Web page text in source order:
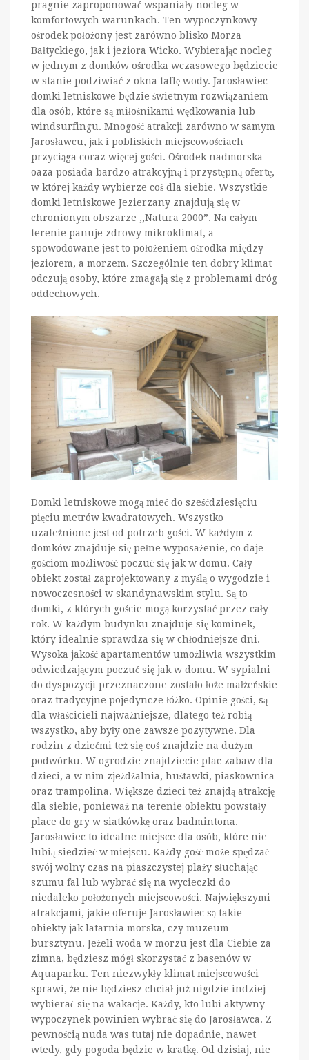
pragnie zaproponować wspaniały nocleg w
komfortowych warunkach. Ten wypoczynkowy
ośrodek położony jest zarówno blisko Morza
Bałtyckiego, jak i jeziora Wicko. Wybierając nocleg
w jednym z domków ośrodka wczasowego będziecie
w stanie podziwiać z okna taflę wody. Jarosławiec
domki letniskowe będzie świetnym rozwiązaniem
dla osób, które są miłośnikami wędkowania lub
windsurfingu. Mnogość atrakcji zarówno w samym
Jarosławcu, jak i pobliskich miejscowościach
przyciąga coraz więcej gości. Ośrodek nadmorska
oaza posiada bardzo atrakcyjną i przystępną ofertę,
w której każdy wybierze coś dla siebie. Wszystkie
domki letniskowe Jezierzany znajdują się w
chronionym obszarze ,,Natura 2000”. Na całym
terenie panuje zdrowy mikroklimat, a
spowodowane jest to położeniem ośrodka między
jeziorem, a morzem. Szczególnie ten dobry klimat
odczują osoby, które zmagają się z problemami dróg
oddechowych.
Domki letniskowe mogą mieć do sześćdziesięciu
pięciu metrów kwadratowych. Wszystko
uzależnione jest od potrzeb gości. W każdym z
domków znajduje się pełne wyposażenie, co daje
gościom możliwość poczuć się jak w domu. Cały
obiekt został zaprojektowany z myślą o wygodzie i
nowoczesności w skandynawskim stylu. Są to
domki, z których goście mogą korzystać przez cały
rok. W każdym budynku znajduje się kominek,
który idealnie sprawdza się w chłodniejsze dni.
Wysoka jakość apartamentów umożliwia wszystkim
odwiedzającym poczuć się jak w domu. W sypialni
do dyspozycji przeznaczone zostało łoże małżeńskie
oraz tradycyjne pojedyncze łóżko. Opinie gości, są
dla właścicieli najważniejsze, dlatego też robią
wszystko, aby były one zawsze pozytywne. Dla
rodzin z dziećmi też się coś znajdzie na dużym
podwórku. W ogrodzie znajdziecie plac zabaw dla
dzieci, a w nim zjeżdżalnia, huśtawki, piaskownica
oraz trampolina. Większe dzieci też znajdą atrakcję
dla siebie, ponieważ na terenie obiektu powstały
place do gry w siatkówkę oraz badmintona.
Jarosławiec to idealne miejsce dla osób, które nie
lubią siedzieć w miejscu. Każdy gość może spędzać
swój wolny czas na piaszczystej plaży słuchając
szumu fal lub wybrać się na wycieczki do
niedaleko położonych miejscowości. Największymi
atrakcjami, jakie oferuje Jarosławiec są takie
obiekty jak latarnia morska, czy muzeum
bursztynu. Jeżeli woda w morzu jest dla Ciebie za
zimna, będziesz mógł skorzystać z basenów w
Aquaparku. Ten niezwykły klimat miejscowości
sprawi, że nie będziesz chciał już nigdzie indziej
wybierać się na wakacje. Każdy, kto lubi aktywny
wypoczynek powinien wybrać się do Jarosławca. Z
pewnością nuda was tutaj nie dopadnie, nawet
wtedy, gdy pogoda będzie w kratkę. Od dzisiaj, nie